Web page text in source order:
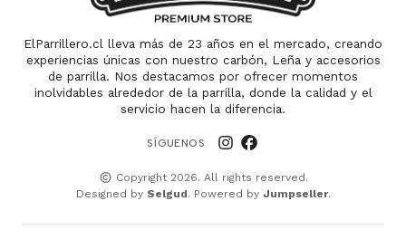
ElParrillero.cl lleva más de 23 años en el mercado, creando
experiencias únicas con nuestro carbón, Leña y accesorios
de parrilla. Nos destacamos por ofrecer momentos
inolvidables alrededor de la parrilla, donde la calidad y el
servicio hacen la diferencia.
SÍGUENOS
Copyright 2026. All rights reserved.
Designed by Selgud. Powered by Jumpseller.